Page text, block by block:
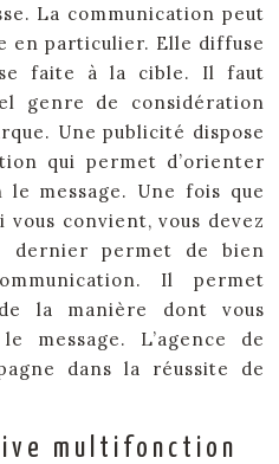
La communication peut
en particulier. Elle diffuse
faite à la cible. Il faut
genre de considération
Une publicité dispose
qui permet d’orienter
message. Une fois que
vous convient, vous devez
dernier permet de bien
Il permet
la manière dont vous
message. L’agence de
dans la réussite de
multifonction